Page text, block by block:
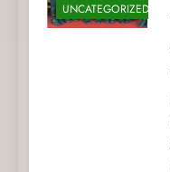
UNCATEGORIZED